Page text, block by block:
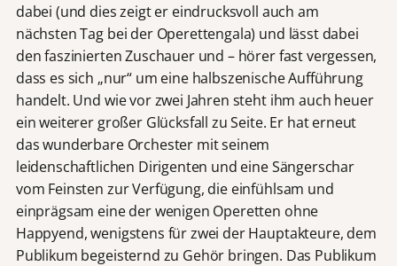
dabei (und dies zeigt er eindrucksvoll auch am
nächsten Tag bei der Operettengala) und lässt dabei
den faszinierten Zuschauer und – hörer fast vergessen,
dass es sich „nur“ um eine halbszenische Aufführung
handelt. Und wie vor zwei Jahren steht ihm auch heuer
ein weiterer großer Glücksfall zu Seite. Er hat erneut
das wunderbare Orchester mit seinem
leidenschaftlichen Dirigenten und eine Sängerschar
vom Feinsten zur Verfügung, die einfühlsam und
einprägsam eine der wenigen Operetten ohne
Happyend, wenigstens für zwei der Hauptakteure, dem
Publikum begeisternd zu Gehör bringen. Das Publikum